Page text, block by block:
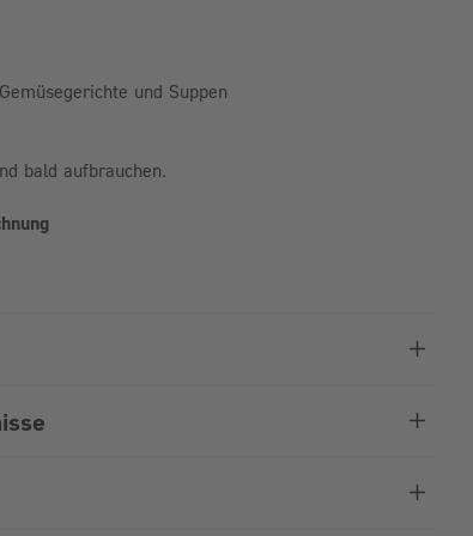
und Suppen
bald aufbrauchen.